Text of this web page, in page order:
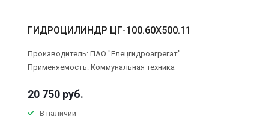
ГИДРОЦИЛИНДР ЦГ-100.60Х500.11
Производитель: ПАО "Елецгидроагрегат"
Применяемость: Коммунальная техника
20 750 руб.
В наличии